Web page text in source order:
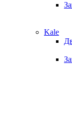
Kale